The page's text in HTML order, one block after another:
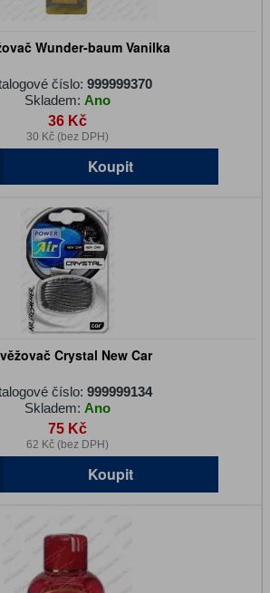
Wunder-baum Vanilka
číslo: 999999370
Skladem: Ano
36 Kč
30 Kč (bez DPH)
Koupit
Crystal New Car
číslo: 999999134
Skladem: Ano
75 Kč
62 Kč (bez DPH)
Koupit